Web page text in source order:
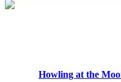
Howling at the